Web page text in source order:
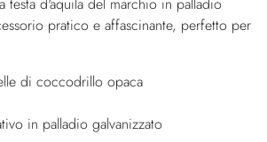
pratico e affascinante, perfetto per
di coccodrillo opaca
in palladio galvanizzato